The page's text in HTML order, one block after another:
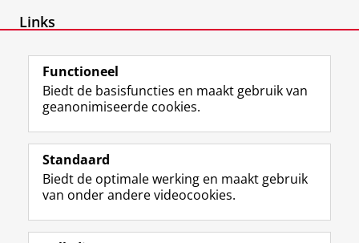
Links
Volg de RUG
F
a
e
b
o
L
i
k
e
I
R
S
-
f
e
I
n
t
r
Y
o
T
e
Studiekiezers
Functioneel
Biedt de basisfuncties en maakt gebruik van
geanonimiseerde cookies.
Standaard
Biedt de optimale werking en maakt gebruik
van onder andere videocookies.